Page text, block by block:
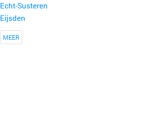
Echt-Susteren
Eijsden
MEER